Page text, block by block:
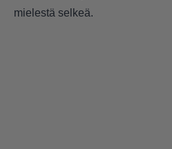
mielestä selkeä.